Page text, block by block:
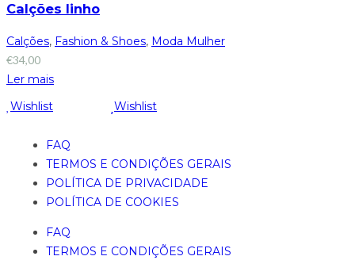
Calções linho
Calções, Fashion & Shoes, Moda Mulher
€34,00
Ler mais
Wishlist
Wishlist
FAQ
TERMOS E CONDIÇÕES GERAIS
POLÍTICA DE PRIVACIDADE
POLÍTICA DE COOKIES
FAQ
TERMOS E CONDIÇÕES GERAIS